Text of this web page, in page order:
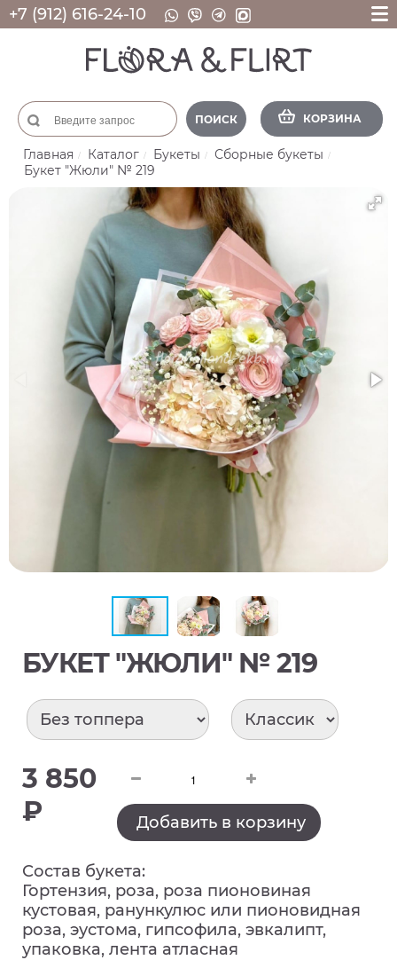
+7 (912) 616-24-10
ПОИСК КОРЗИНА
Главная Каталог Букеты
Сборные букеты
Букет "Жюли" № 219
БУКЕТ "ЖЮЛИ" № 219
3 850
₽
Добавить в корзину
Состав букета:
Гортензия, роза, роза пионовиная
кустовая, ранункулюс или пионовидная
роза, эустома, гипсофила, эвкалипт,
упаковка, лента атласная